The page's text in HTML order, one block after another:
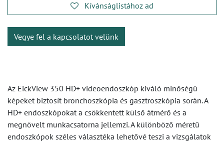
Kívánságlistához ad
Vegye fel a kapcsolatot velünk
Az EickView 350 HD+ videoendoszkóp kiváló minőségű
képeket biztosít bronchoszkópia és gasztroszkópia során. A
HD+ endoszkópokat a csökkentett külső átmérő és a
megnövelt munkacsatorna jellemzi. A különböző méretű
endoszkópok széles választéka lehetővé teszi a vizsgálatok